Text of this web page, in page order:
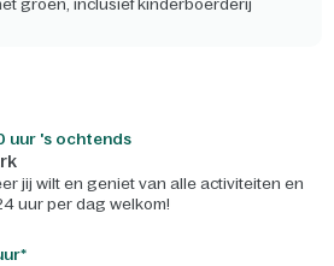
groen, inclusief kinderboerderij
uur 's ochtends
jij wilt en geniet van alle activiteiten en
uur per dag welkom!